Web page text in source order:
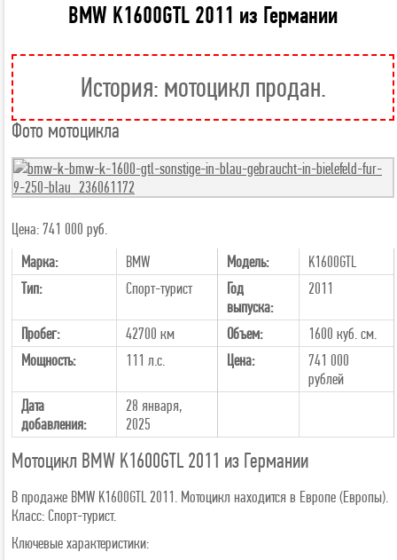
BMW K1600GTL 2011 из Германии
История: мотоцикл продан.
Фото мотоцикла
Цена: 741 000 руб.
Марка:
BMW Модель:
K1600GTL
Тип:
Спорт-турист
Год
выпуска:
2011
Пробег: 42700 км Объем:
1600 куб. см.
Мощность:
111 л.с. Цена:
741 000
рублей
Дата
добавления:
28 января,
2025
Мотоцикл BMW K1600GTL 2011 из Германии
В продаже BMW K1600GTL 2011. Мотоцикл находится в Европе (Европы).
Класс: Спорт-турист.
Ключевые характеристики: